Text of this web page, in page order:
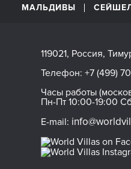
МАЛЬДИВЫ
119021, Россия,
Телефон: +7 (499)
Часы работы
Пн-Пт 10:00-19:00
E-mail: